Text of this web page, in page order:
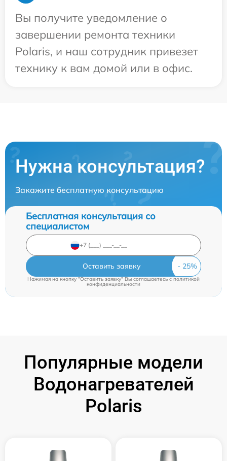
Вы получите уведомление о
завершении ремонта техники
Polaris, и наш сотрудник привезет
технику к вам домой или в офис.
Нужна консультация?
Закажите бесплатную консультацию
Бесплатная консультация со
специалистом
Оставить заявку
Нажимая на кнопку "Оставить заявку" Вы соглашаетесь cполитикой
конфиденциальности
Популярные модели
Водонагревателей
Polaris